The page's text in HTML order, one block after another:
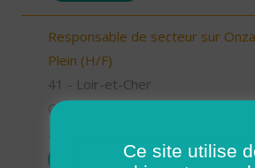
Responsable de secteur sur
Plein (H/F)
41 - Loir-et-Cher
CDI
Ce site utilise